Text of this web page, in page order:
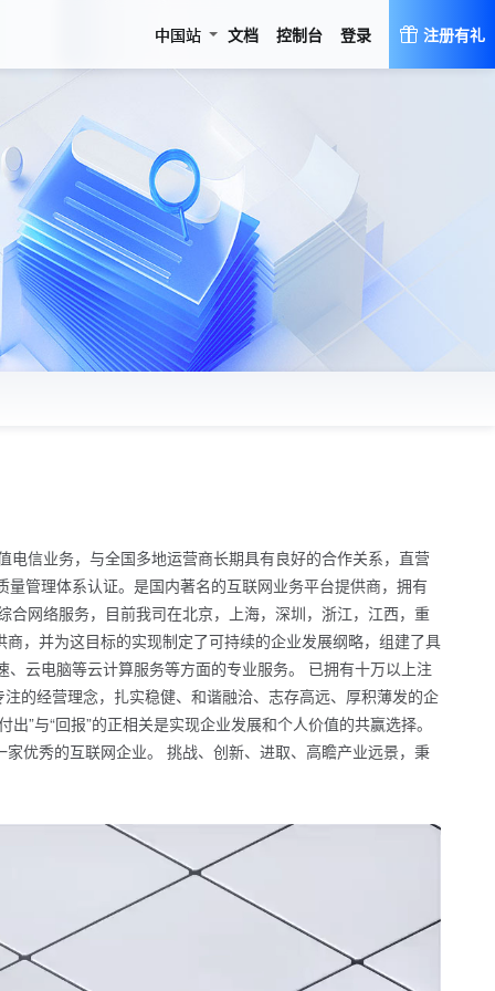
中国站 文档 控制台 登录 注册有礼
信业务，与全国多地运营商长期具有良好的合作关系，直营
管理体系认证。是国内著名的互联网业务平台提供商，拥有
网络服务，目前我司在北京，上海，深圳，浙江，江西，重
，并为这目标的实现制定了可持续的企业发展纲略，组建了具
云电脑等云计算服务等方面的专业服务。 已拥有十万以上注
的经营理念，扎实稳健、和谐融洽、志存高远、厚积薄发的企
”与“回报”的正相关是实现企业发展和个人价值的共赢选择。
优秀的互联网企业。 挑战、创新、进取、高瞻产业远景，秉